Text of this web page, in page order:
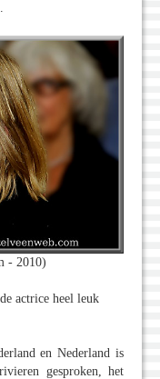
- 2010)
actrice heel leuk
en Nederland is
gesproken, het